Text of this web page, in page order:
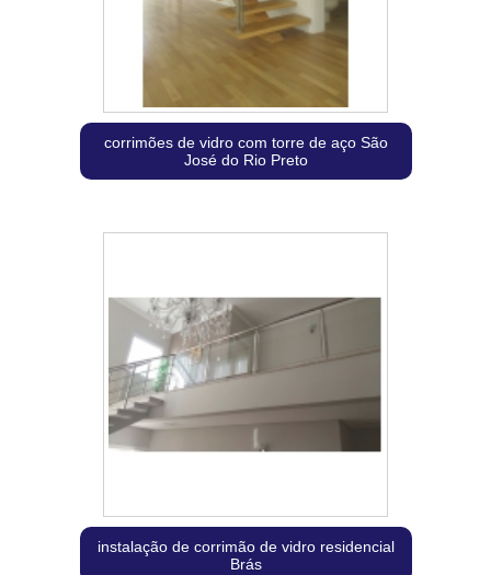
corrimões de vidro com torre de aço São
José do Rio Preto
instalação de corrimão de vidro residencial
Brás